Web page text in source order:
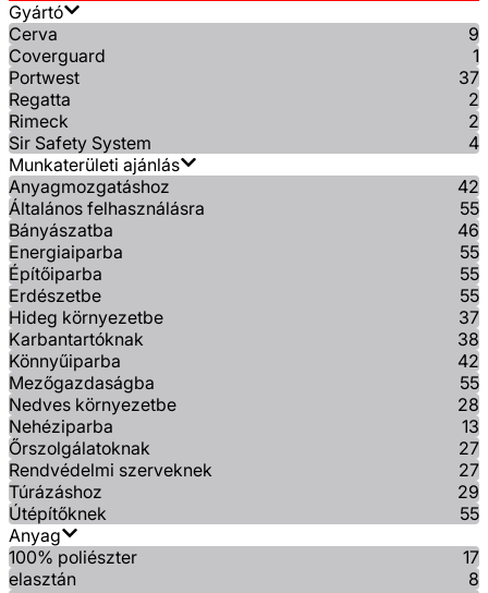
Gyártó
Cerva
9
Coverguard
1
Portwest
37
Regatta
2
Rimeck
2
Sir Safety System
4
Munkaterületi ajánlás
Anyagmozgatáshoz
42
Általános felhasználásra
55
Bányászatba
46
Energiaiparba
55
Építőiparba
55
Erdészetbe
55
Hideg környezetbe
37
Karbantartóknak
38
Könnyűiparba
42
Mezőgazdaságba
55
Nedves környezetbe
28
Nehéziparba
13
Őrszolgálatoknak
27
Rendvédelmi szerveknek
27
Túrázáshoz
29
Útépítőknek
55
Anyag
100% poliészter
17
elasztán
8